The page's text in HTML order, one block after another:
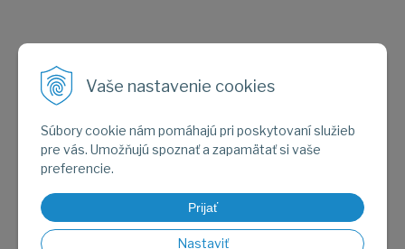
Vaše nastavenie cookies
Súbory cookie nám pomáhajú pri poskytovaní služieb
pre vás. Umožňujú spoznať a zapamätať si vaše
preferencie.
Prijať
Nastaviť
Obrázok (2)